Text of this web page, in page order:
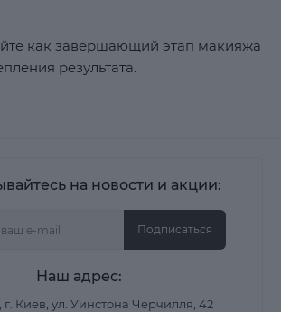
как завершающий этап макияжа
результата.
на новости и акции:
Подписаться
Наш адрес:
Киев, ул. Уинстона Черчилля, 42